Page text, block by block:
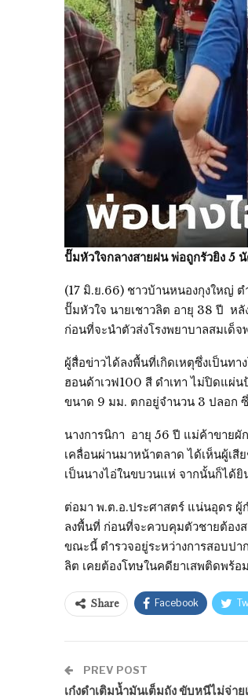
ปั๊มหัวใจกลางสายฝน พ่อถูกรัวยิง 5
(17 มิ.ย.66) ชาวบ้านหนองกุงใหญ่
ปั๊มหัวใจ นายเชาวลิต อายุ 38 ปี ห
ก่อนที่จะนำตัวส่งโรงพยาบาลสมเด็
ผู้สื่อข่าวได้ลงพื้นที่เกิดเหตุซึ่งเป็นท
ฮอนด้าเวฟ100 สี ดำเทา ไม่ปิดแผ่
ขนาด 9 มม. ตกอยู่จำนวน 3 ปลอก
นางการนิกา อายุ 56 ปี แม่ค้าขายผั
เคลื่อนผ่านมาหน้าตลาด ได้เห็นผู้เ
เป็นนางไอ่ในขบวนแห่ จากนั้นก็ได้
ต่อมา พ.ต.อ.ประศาสตร์ แน่นอุดร ผู้
ลงพื้นที่ ก่อนที่จะควบคุมตัวชายต้อง
ขณะนี้ ตำรวจอยู่ระหว่างการสอบปา
ลิต เคยต้องโทษในคดียาเสพติดพร้
Share Facebook
PREV POST
เก๋งดำเติมน้ำมันเต็มถัง ขับหนีไม่จ่าย